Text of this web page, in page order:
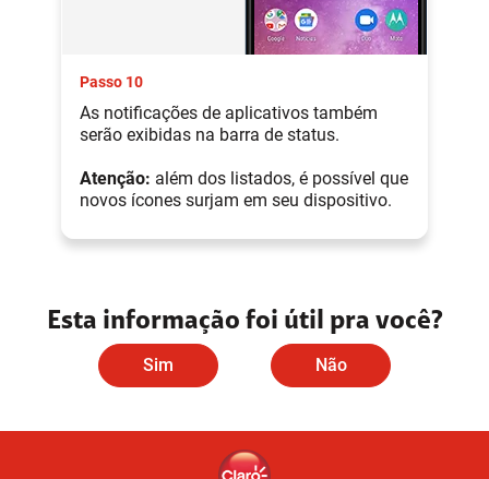
Passo 10
As notificações de aplicativos também
serão exibidas na barra de status.
Atenção: além dos listados, é possível que
novos ícones surjam em seu dispositivo.
Esta informação foi útil pra você?
Sim Não